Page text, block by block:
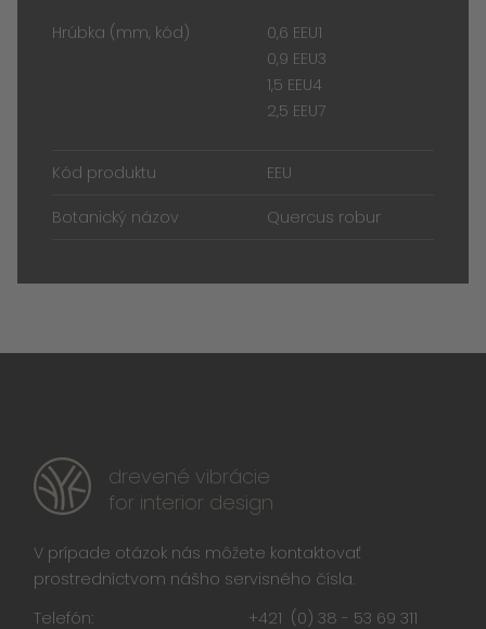
Hrúbka (mm, kód)
0,6 EEU1
0,9 EEU3
1,5 EEU4
2,5 EEU7
Kód produktu EEU
Botanický názov Quercus robur
drevené vibrácie
for interior design
V prípade otázok nás môžete kontaktovať
prostredníctvom nášho servisného čísla.
Telefón:
+421 (0) 38 - 53 69 311